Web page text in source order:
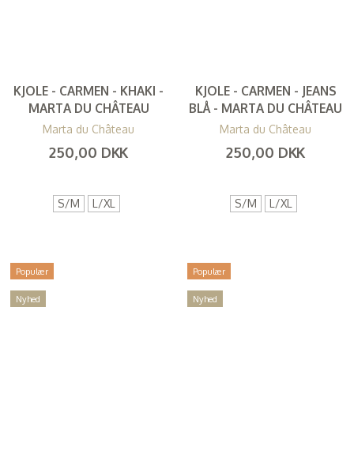
KJOLE - CARMEN - KHAKI -
MARTA DU CHÂTEAU
Marta du Château
250,00 DKK
S/M L/XL
KJOLE - CARMEN - JEANS
BLÅ - MARTA DU CHÂTEAU
Marta du Château
250,00 DKK
S/M L/XL
Populær
Nyhed
Populær
Nyhed